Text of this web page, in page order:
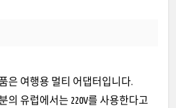
은 여행용 멀티 어댑터입니다.
의 유럽에서는 220V를 사용한다고